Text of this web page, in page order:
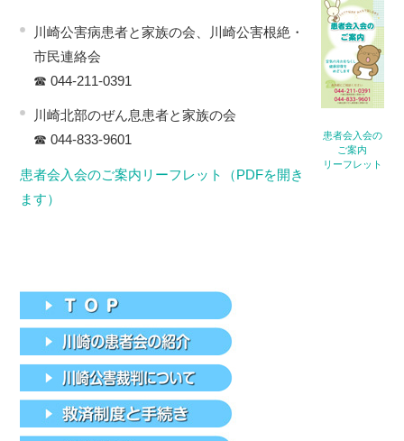
患者会入会の
ご案内
リーフレット
川崎公害病患者と家族の会、川崎公害根絶・
市民連絡会
☎ 044-211-0391
川崎北部のぜん息患者と家族の会
☎ 044-833-9601
患者会入会のご案内リーフレット（PDFを開き
ます）